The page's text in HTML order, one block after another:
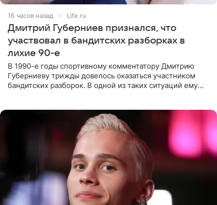
16 часов назад Life.ru
Дмитрий Губерниев признался, что
участвовал в бандитских разборках в
лихие 90-е
В 1990-е годы спортивному комментатору Дмитрию
Губерниеву трижды довелось оказаться участником
бандитских разборок. В одной из таких ситуаций ему